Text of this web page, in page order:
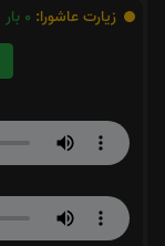
زیارت عاشورا: 0 بار